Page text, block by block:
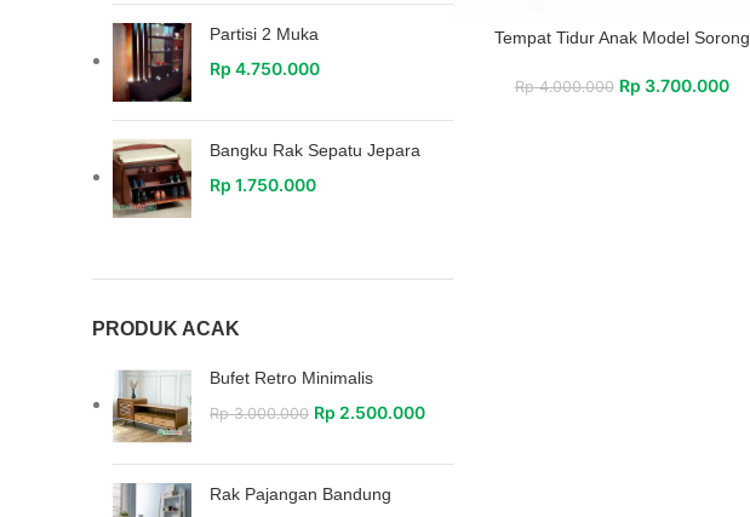
Partisi 2 Muka
Rp 4.750.000
Bangku Rak Sepatu Jepara
Rp 1.750.000
PRODUK ACAK
Bufet Retro Minimalis
Rp3.000.000 Rp 2.500.000
Rak Pajangan Bandung
Tempat Tidur Anak Model Sorong
Rp4.000.000 Rp 3.700.000